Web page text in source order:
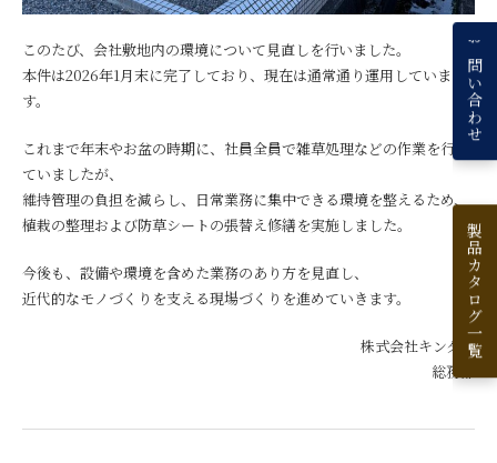
お問い合わせ
製品カタログ一覧
このたび、会社敷地内の環境について見直しを行いました。
本件は2026年1月末に完了しており、現在は通常通り運用していま
す。
これまで年末やお盆の時期に、社員全員で雑草処理などの作業を行っ
ていましたが、
維持管理の負担を減らし、日常業務に集中できる環境を整えるため、
植栽の整理および防草シートの張替え修繕を実施しました。
今後も、設備や環境を含めた業務のあり方を見直し、
近代的なモノづくりを支える現場づくりを進めていきます。
株式会社キンダイ
総務部